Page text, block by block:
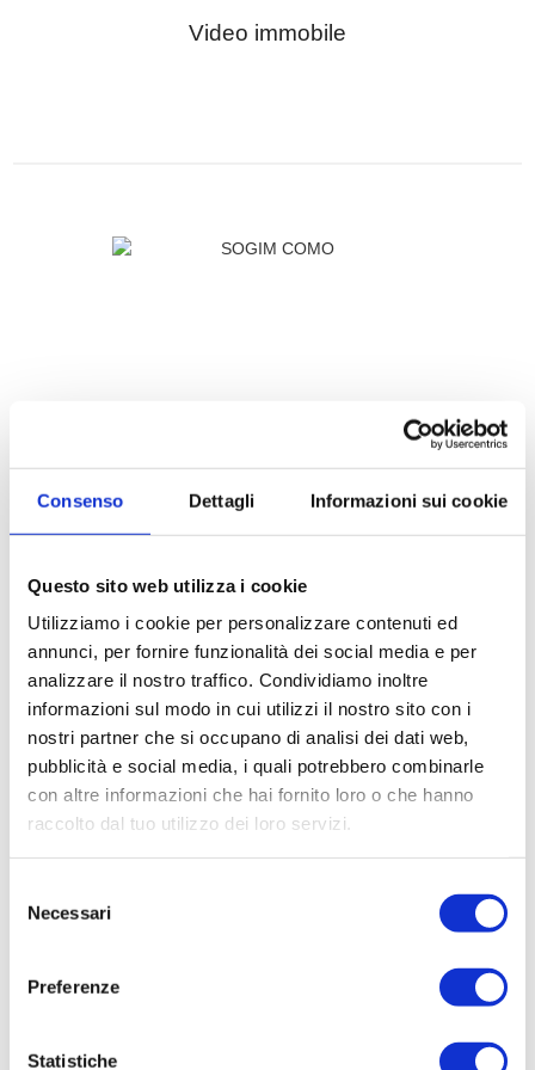
Consenso Dettagli Informazioni sui cookie
Questo sito web utilizza i cookie
Utilizziamo i cookie per personalizzare contenuti ed
annunci, per fornire funzionalità dei social media e per
analizzare il nostro traffico. Condividiamo inoltre
informazioni sul modo in cui utilizzi il nostro sito con i
nostri partner che si occupano di analisi dei dati web,
pubblicità e social media, i quali potrebbero combinarle
con altre informazioni che hai fornito loro o che hanno
raccolto dal tuo utilizzo dei loro servizi.
delNecessari
Preferenze
Statistiche
Video immobile
como@sogim.it
031/8123 ...
CONTATTACI
* Nome
Cognome
* Telefono